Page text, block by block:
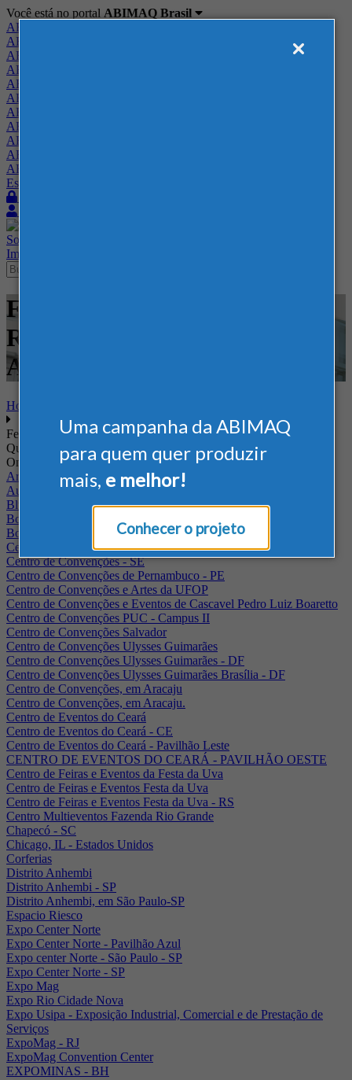
Uma campanha da ABIMAQ
para quem quer produzir
mais, e melhor!
Conhecer o projeto
Você está no portal ABIMAQ Brasil
ABIMAQ Brasil
ABIMAQ Minas Gerais
ABIMAQ Norte-Nordeste
ABIMAQ Paraná
ABIMAQ Piracicaba
ABIMAQ Ribeirão Preto
ABIMAQ Rio de Janeiro
ABIMAQ Rio Grande do Sul
ABIMAQ Santa Catarina
ABIMAQ São Paulo
ABIMAQ Vale do Paraíba
Escritório de Relações Governamentais
Sobre
Imprensa
Feiras - Boulevard Olimpico -
RJ - Movimentação e
Armazenagem
Home
Feiras
Quando
Onde
Arena Jaguariuna
Auditório Albano Franco - FIEPA
Blumenau - SC
BolognaFiere
Boulevard Olimpico - RJ
Centro Internacional de Convenções do Brasil, em Brasília
Centro de Convenções - SE
Centro de Convenções de Pernambuco - PE
Centro de Convenções e Artes da UFOP
Centro de Convenções e Eventos de Cascavel Pedro Luiz Boaretto
Centro de Convenções PUC - Campus II
Centro de Convenções Salvador
Centro de Convenções Ulysses Guimarães
Centro de Convenções Ulysses Guimarães - DF
Centro de Convenções Ulysses Guimarães Brasília - DF
Centro de Convenções, em Aracaju
Centro de Convenções, em Aracaju.
Centro de Eventos do Ceará
Centro de Eventos do Ceará - CE
Centro de Eventos do Ceará - Pavilhão Leste
CENTRO DE EVENTOS DO CEARÁ - PAVILHÃO OESTE
Centro de Feiras e Eventos da Festa da Uva
Centro de Feiras e Eventos Festa da Uva
Centro de Feiras e Eventos Festa da Uva - RS
Centro Multieventos Fazenda Rio Grande
Chapecó - SC
Chicago, IL - Estados Unidos
Corferias
Distrito Anhembi
Distrito Anhembi - SP
Distrito Anhembi, em São Paulo-SP
Espacio Riesco
Expo Center Norte
Expo Center Norte - Pavilhão Azul
Expo center Norte - São Paulo - SP
Expo Center Norte - SP
Expo Mag
Expo Rio Cidade Nova
Expo Usipa - Exposição Industrial, Comercial e de Prestação de
Serviços
ExpoMag - RJ
ExpoMag Convention Center
EXPOMINAS - BH